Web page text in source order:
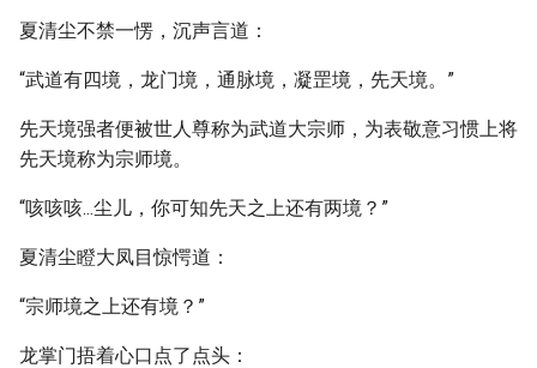
夏清尘不禁一愣，沉声言道：
“武道有四境，龙门境，通脉境，凝罡境，先天境。”
先天境强者便被世人尊称为武道大宗师，为表敬意习惯上将
先天境称为宗师境。
“咳咳咳...尘儿，你可知先天之上还有两境？”
夏清尘瞪大凤目惊愕道：
“宗师境之上还有境？”
龙掌门捂着心口点了点头：